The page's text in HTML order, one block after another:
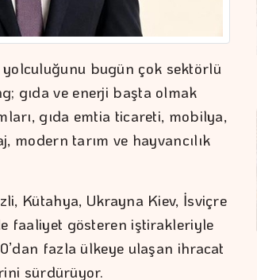
yolculuğunu bugün çok sektörlü
gıda ve enerji başta olmak
gıda emtia ticareti, mobilya,
modern tarım ve hayvancılık
Kütahya, Ukrayna Kiev, İsviçre
faaliyet gösteren iştirakleriyle
fazla ülkeye ulaşan ihracat
sürdürüyor.